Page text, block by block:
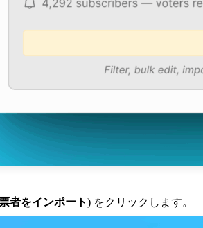
者をインポート) をクリックします。